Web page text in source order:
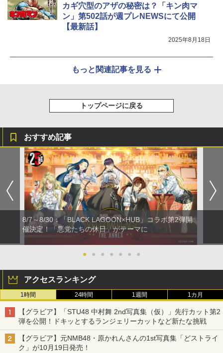
カギ穴型のアザの秘密は？「キン肉マ
ン」第502話が週プレNEWSにて公開
【最新話】
2025年8月18日
もっと関連記事を見る
トップページに戻る
おすすめ記事
8/7～8/30：「BLACK LAGOON×HUB」コラボ第2弾開
催決定！「悪党たちの休日」がテーマに
● ● ● ● ● ● ●
アクセスランキング
1時間 24時間 1週間 1カ月
【グラビア】「STU48 中村舞 2nd写真集（仮）」先行カット第2
弾を公開！ドキッとするランジェリーカットなど新たな挑戦
【グラビア】元NMB48・原かれんさんの1st写真集「どストライ
ク」が10月19日発売！